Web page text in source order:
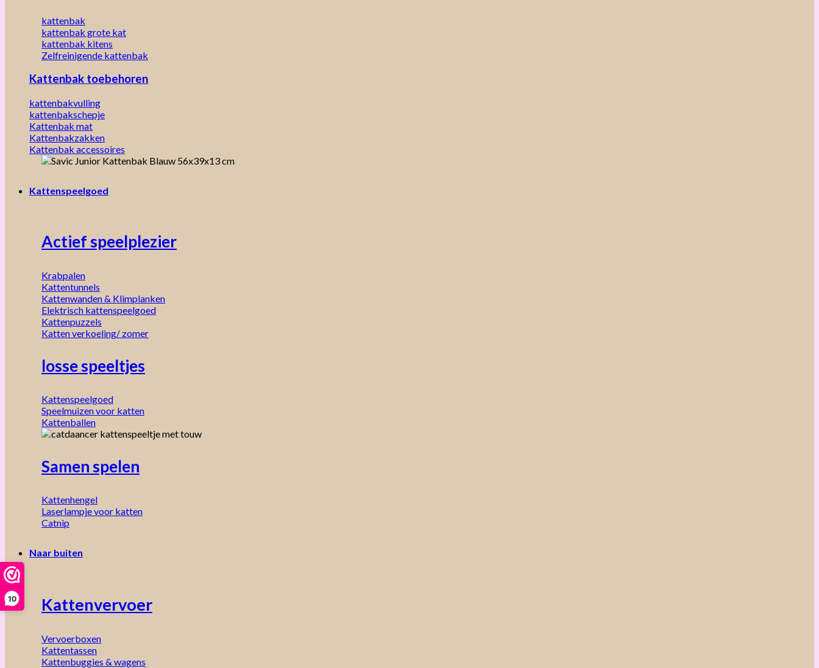
10
kattenbak
kattenbak grote kat
kattenbak kitens
Zelfreinigende kattenbak
Kattenbak toebehoren
kattenbakvulling
kattenbakschepje
Kattenbak mat
Kattenbakzakken
Kattenbak accessoires
Kattenspeelgoed
Actief speelplezier
Krabpalen
Kattentunnels
Kattenwanden & Klimplanken
Elektrisch kattenspeelgoed
Kattenpuzzels
Katten verkoeling/ zomer
losse speeltjes
Kattenspeelgoed
Speelmuizen voor katten
Kattenballen
Samen spelen
Kattenhengel
Laserlampje voor katten
Catnip
Naar buiten
Kattenvervoer
Vervoerboxen
Kattentassen
Kattenbuggies & wagens